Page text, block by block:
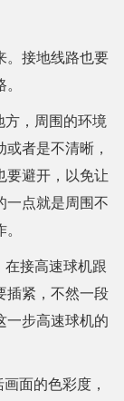
。接地线路也要
方，周围的环境
者是不清晰，
要避开，以免让
一点就是周围不
接高速球机跟
插紧，不然一段
一步高速球机的
面的色彩度，